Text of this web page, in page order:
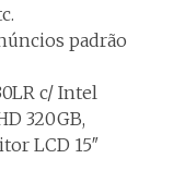
padrão
c/ Intel
320GB,
LCD 15″